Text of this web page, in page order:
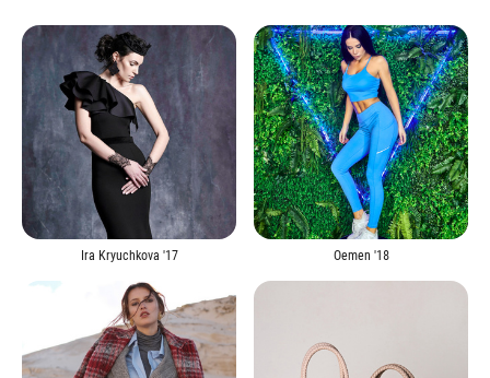
Ira Kryuchkova '17 Oemen '18